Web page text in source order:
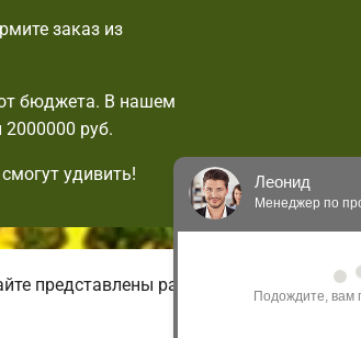
заказ из
бюджета. В нашем
руб.
удивить!
представлены разнообразные виды
Леонид
Менеджер по
Здравствуйте! Я могу
проконсультировать
акциям и проектам.